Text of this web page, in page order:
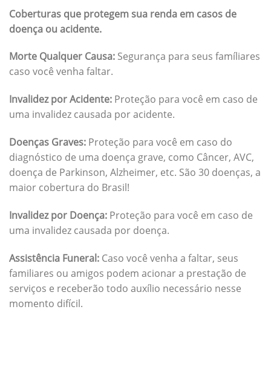
Coberturas que protegem sua renda em casos de
doença ou acidente.
Morte Qualquer Causa: Segurança para seus famíliares
caso você venha faltar.
Invalidez por Acidente: Proteção para você em caso de
uma invalidez causada por acidente.
Doenças Graves: Proteção para você em caso do
diagnóstico de uma doença grave, como Câncer, AVC,
doença de Parkinson, Alzheimer, etc. São 30 doenças, a
maior cobertura do Brasil!
Invalidez por Doença: Proteção para você em caso de
uma invalidez causada por doença.
Assistência Funeral: Caso você venha a faltar, seus
familiares ou amigos podem acionar a prestação de
serviços e receberão todo auxílio necessário nesse
momento difícil.